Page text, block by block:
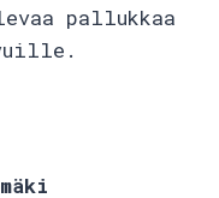
pallukkaa